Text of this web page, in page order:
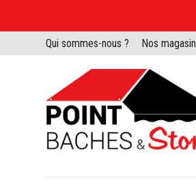
Qui sommes-nous ? Nos